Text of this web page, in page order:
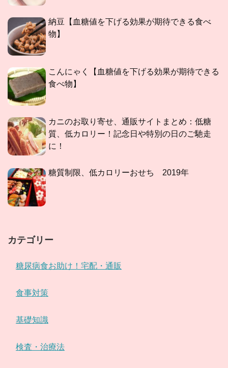
納豆【血糖値を下げる効果が期待できる食べ
物】
こんにゃく【血糖値を下げる効果が期待できる
食べ物】
カニのお取り寄せ、通販サイトまとめ：低糖
質、低カロリー！記念日や特別の日のご馳走
に！
糖質制限、低カロリーおせち 2019年
カテゴリー
糖尿病食お助け！宅配・通販
食事対策
基礎知識
検査・治療法